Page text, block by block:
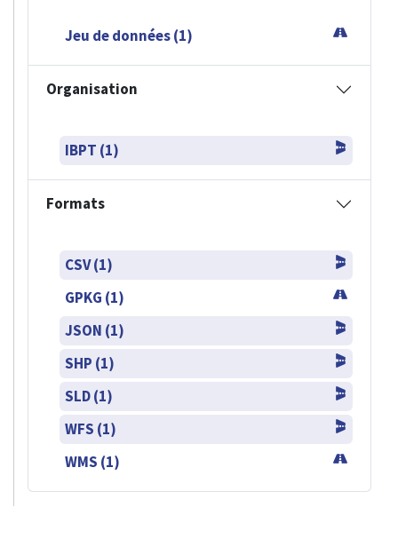
Jeu de données (1)
Organisation
IBPT (1)
Formats
CSV (1)
GPKG (1)
JSON (1)
SHP (1)
SLD (1)
WFS (1)
WMS (1)